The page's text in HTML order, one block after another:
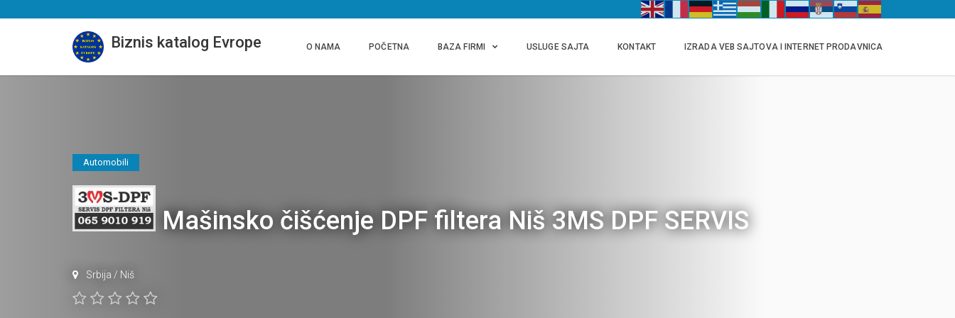
Biznis katalog Evrope O NAMA POČETNA BAZA FIRMI USLUGE SAJTA KONTAKT IZRADA VEB SAJTOVA I INTERNET PRODAVNICA
Automobili
Mašinsko čišćenje DPF filtera Niš 3MS DPF SERVIS
Srbija / Niš